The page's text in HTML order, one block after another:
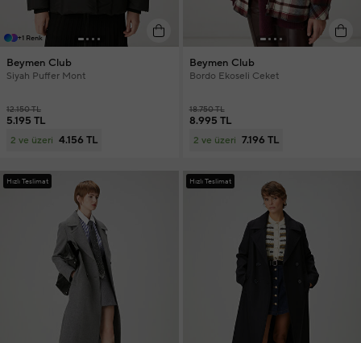
+1 Renk
Beymen Club
Siyah Puffer Mont
12.150 TL
5.195 TL
2 ve üzeri 4.156 TL
Beymen Club
Bordo Ekoseli Ceket
18.750 TL
8.995 TL
2 ve üzeri 7.196 TL
Hızlı Teslimat Hızlı Teslimat